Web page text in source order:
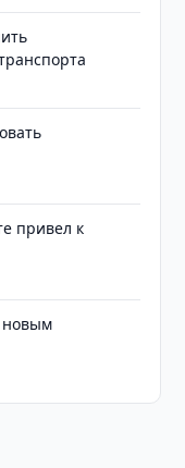
привел к
новым